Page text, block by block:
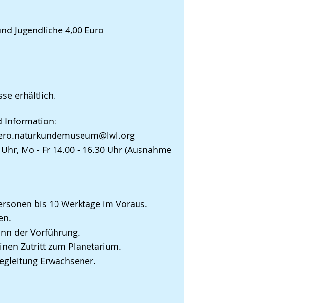
Jugendliche 4,00 Euro
erhältlich.
Information:
Mo - Fr 14.00 - 16.30 Uhr (Ausnahme
bis 10 Werktage im Voraus.
der Vorführung.
Zutritt zum Planetarium.
Erwachsener.